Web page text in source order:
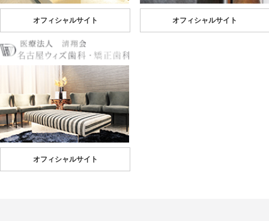
オフィシャルサイト オフィシャルサイト
オフィシャルサイト